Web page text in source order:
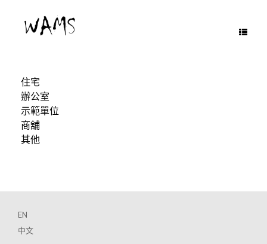
content
住宅
辦公室
示範單位
商舖
其他
EN
中文